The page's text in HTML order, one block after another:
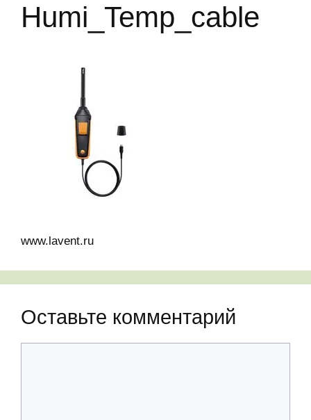
Humi_Temp_cable
www.lavent.ru
Оставьте комментарий